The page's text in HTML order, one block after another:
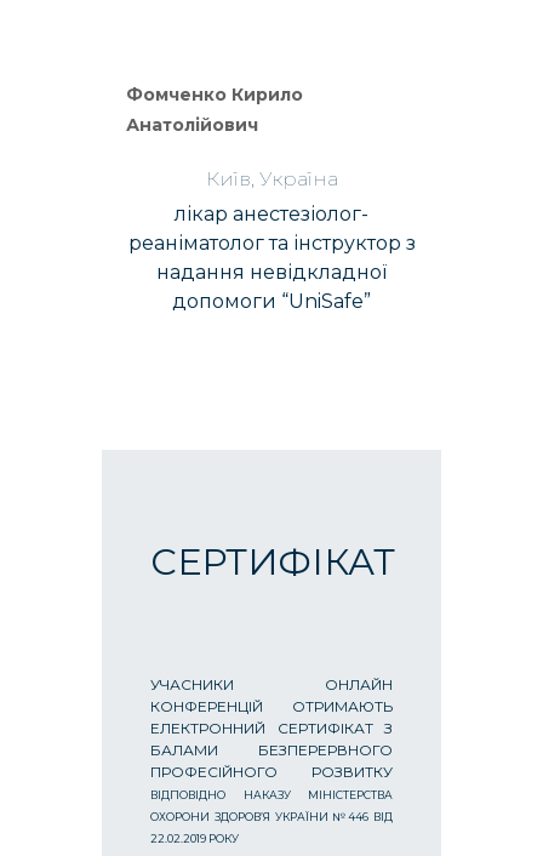
Фомченко Кирило
Анатолійович
Київ, Україна
лікар анестезіолог-
реаніматолог та інструктор з
надання невідкладної
допомоги “UniSafe”
СЕРТИФІКАТ
УЧАСНИКИ ОНЛАЙН
КОНФЕРЕНЦІЙ ОТРИМАЮТЬ
ЕЛЕКТРОННИЙ СЕРТИФІКАТ З
БАЛАМИ БЕЗПЕРЕРВНОГО
ПРОФЕСІЙНОГО РОЗВИТКУ
ВІДПОВІДНО НАКАЗУ МІНІСТЕРСТВА
ОХОРОНИ ЗДОРОВ’Я УКРАЇНИ №446 ВІД
22.02.2019 РОКУ